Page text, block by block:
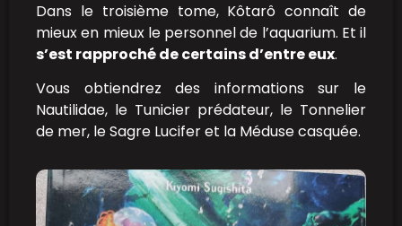
Dans le troisième tome, Kôtarô connaît de
mieux en mieux le personnel de l’aquarium. Et il
s’est rapproché de certains d’entre eux.
Vous obtiendrez des informations sur le
Nautilidae, le Tunicier prédateur, le Tonnelier
de mer, le Sagre Lucifer et la Méduse casquée.